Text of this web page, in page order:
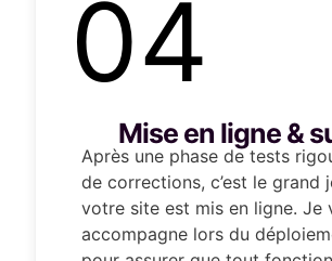
04
Mise en ligne &
Après une phase de tests
de corrections, c’est le grand
votre site est mis en ligne. Je
accompagne lors du